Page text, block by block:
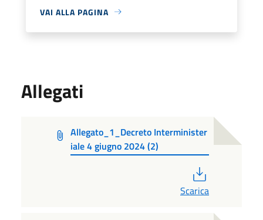
VAI ALLA PAGINA
Allegati
Allegato_1_Decreto Interminister
iale 4 giugno 2024 (2)
Scarica